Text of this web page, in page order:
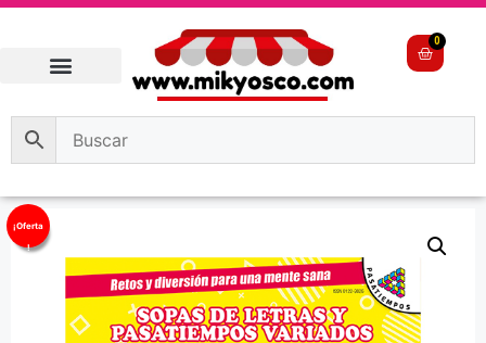
0
¡Oferta
!